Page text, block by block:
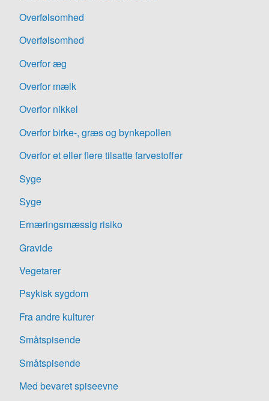
Overfølsomhed
Overfølsomhed
Overfor æg
Overfor mælk
Overfor nikkel
Overfor birke-, græs og bynkepollen
Overfor et eller flere tilsatte farvestoffer
Syge
Syge
Ernæringsmæssig risiko
Gravide
Vegetarer
Psykisk sygdom
Fra andre kulturer
Småtspisende
Småtspisende
Med bevaret spiseevne